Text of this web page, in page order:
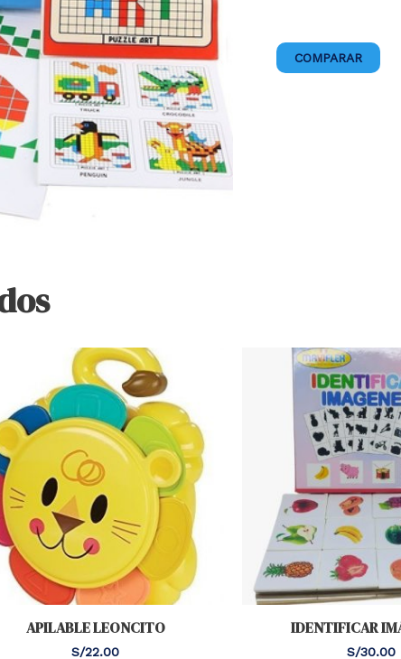
COMPARAR
APILABLE LEONCITO
S/22.00
IDENTIFICAR
S/30.00